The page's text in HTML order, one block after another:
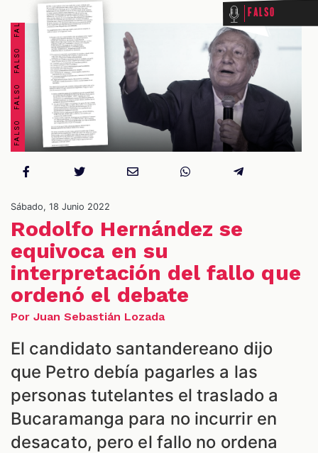
Falso
Sábado, 18 Junio 2022
Rodolfo Hernández se
equivoca en su
interpretación del fallo que
ordenó el debate
Por Juan Sebastián Lozada
El candidato santandereano dijo
que Petro debía pagarles a las
personas tutelantes el traslado a
Bucaramanga para no incurrir en
desacato, pero el fallo no ordena